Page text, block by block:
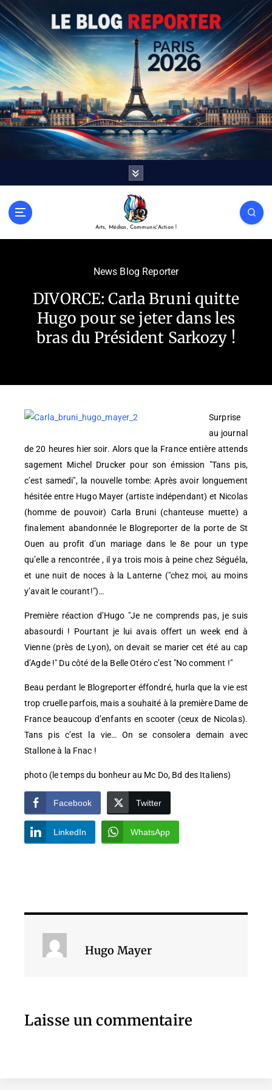
Arts, Médias, Communic'Action !
News Blog Reporter
DIVORCE: Carla Bruni quitte
Hugo pour se jeter dans les
bras du Président Sarkozy !
Surprise
au journal
de 20 heures hier soir. Alors que la France entière attends
sagement Michel Drucker pour son émission "Tans pis,
c’est samedi", la nouvelle tombe: Après avoir longuement
hésitée entre Hugo Mayer (artiste indépendant) et Nicolas
(homme de pouvoir) Carla Bruni (chanteuse muette) a
finalement abandonnée le Blogreporter de la porte de St
Ouen au profit d’un mariage dans le 8e pour un type
qu’elle a rencontrée , il ya trois mois à peine chez Séguéla,
et une nuit de noces à la Lanterne ("chez moi, au moins
y’avait le courant!")…
Première réaction d’Hugo "Je ne comprends pas, je suis
abasourdi ! Pourtant je lui avais offert un week end à
Vienne (près de Lyon), on devait se marier cet été au cap
d’Agde !" Du côté de la Belle Otéro c’est "No comment !"
Beau perdant le Blogreporter éffondré, hurla que la vie est
trop cruelle parfois, mais a souhaité à la première Dame de
France beaucoup d’enfants en scooter (ceux de Nicolas).
Tans pis c’est la vie… On se consolera demain avec
Stallone à la Fnac !
photo (le temps du bonheur au Mc Do, Bd des Italiens)
Facebook Twitter
LinkedIn WhatsApp
Hugo Mayer
Laisse un commentaire